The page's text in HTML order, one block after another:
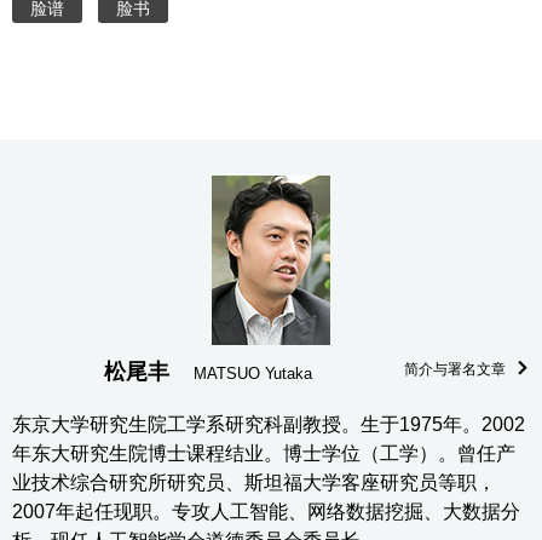
脸谱 脸书
松尾丰 MATSUO Yutaka 简介与署名文章
东京大学研究生院工学系研究科副教授。生于1975年。2002
年东大研究生院博士课程结业。博士学位（工学）。曾任产
业技术综合研究所研究员、斯坦福大学客座研究员等职，
2007年起任现职。专攻人工智能、网络数据挖掘、大数据分